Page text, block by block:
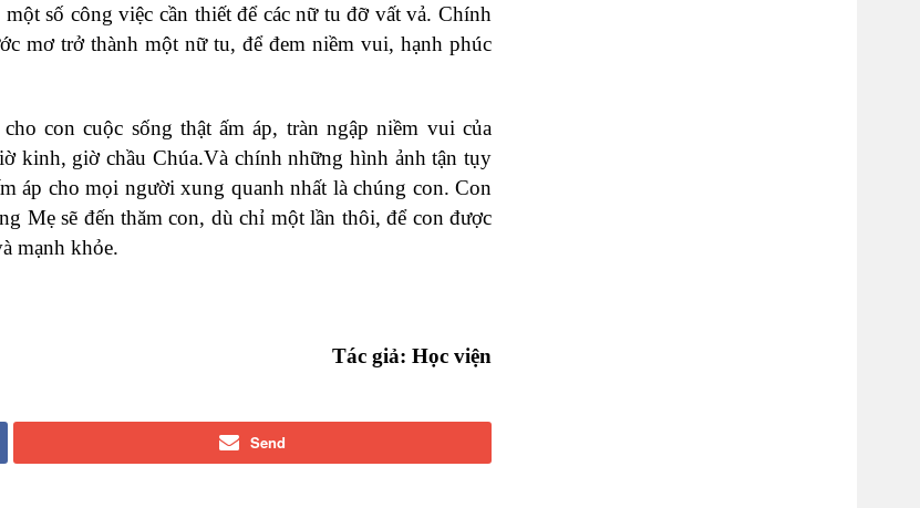
số công việc cần thiết để các nữ tu đỡ vất vả. Chính
mơ trở thành một nữ tu, để đem niềm vui, hạnh phúc
con cuộc sống thật ấm áp, tràn ngập niềm vui của
kinh, giờ chầu Chúa.Và chính những hình ảnh tận tụy
áp cho mọi người xung quanh nhất là chúng con. Con
Mẹ sẽ đến thăm con, dù chỉ một lần thôi, để con được
mạnh khỏe.
Tác giả: Học viện
Send